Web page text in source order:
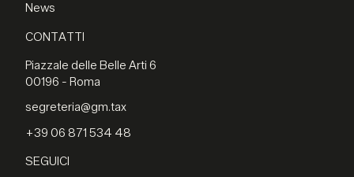
News
CONTATTI
Piazzale delle Belle Arti 6
00196 - Roma
segreteria@gm.tax
+39 06 871 534 48
SEGUICI